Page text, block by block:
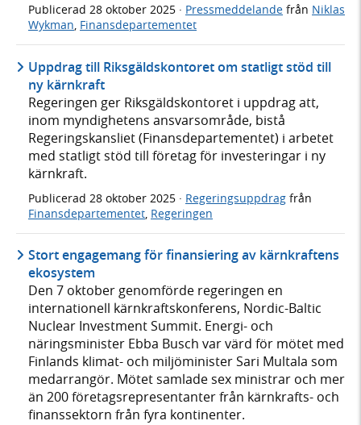
Publicerad 28 oktober 2025 · Pressmeddelande från Niklas
Wykman, Finansdepartementet
Uppdrag till Riksgäldskontoret om statligt stöd till
ny kärnkraft
Regeringen ger Riksgäldskontoret i uppdrag att,
inom myndighetens ansvarsområde, bistå
Regeringskansliet (Finansdepartementet) i arbetet
med statligt stöd till företag för investeringar i ny
kärnkraft.
Publicerad 28 oktober 2025 · Regeringsuppdrag från
Finansdepartementet Regeringen
Stort engagemang för finansiering av kärnkraftens
ekosystem
Den 7 oktober genomförde regeringen en
internationell kärnkraftskonferens, Nordic-Baltic
Nuclear Investment Summit. Energi- och
näringsminister Ebba Busch var värd för mötet med
Finlands klimat- och miljöminister Sari Multala som
medarrangör. Mötet samlade sex ministrar och mer
än 200 företagsrepresentanter från kärnkrafts- och
finanssektorn från fyra kontinenter.